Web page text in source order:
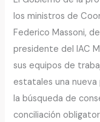
los ministros de
Federico Massoni,
presidente del IAC
sus equipos de
estatales una
la búsqueda de
conciliación